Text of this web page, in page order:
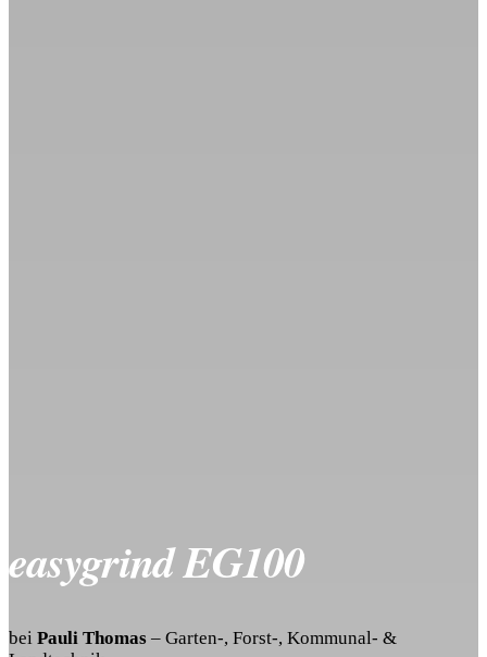
easygrind EG100
bei Pauli Thomas – Garten-, Forst-, Kommunal- &